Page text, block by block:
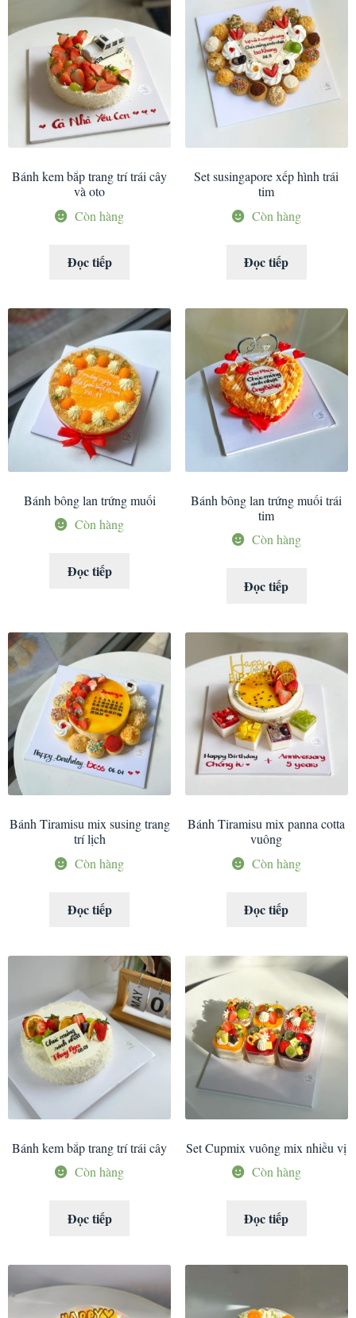
Bánh kem bắp trang trí trái cây
và oto
Còn hàng
Đọc tiếp
Set susingapore xếp hình trái
tim
Còn hàng
Đọc tiếp
Bánh bông lan trứng muối
Còn hàng
Đọc tiếp
Bánh bông lan trứng muối trái
tim
Còn hàng
Đọc tiếp
Bánh Tiramisu mix susing trang
trí lịch
Còn hàng
Đọc tiếp
Bánh Tiramisu mix panna cotta
vuông
Còn hàng
Đọc tiếp
Bánh kem bắp trang trí trái cây
Còn hàng
Đọc tiếp
Set Cupmix vuông mix nhiều vị
Còn hàng
Đọc tiếp